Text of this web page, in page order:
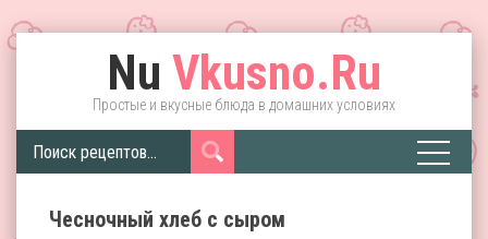
Nu Vkusno.Ru
Простые и вкусные блюда в домашних условиях
Чесночный хлеб с сыром